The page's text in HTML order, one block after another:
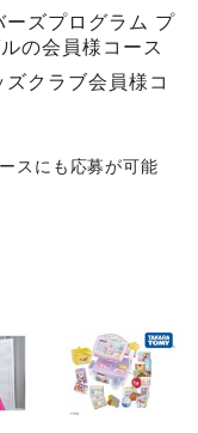
ーズプログラム プ
の会員様コース
クラブ会員様コ
にも応募が可能